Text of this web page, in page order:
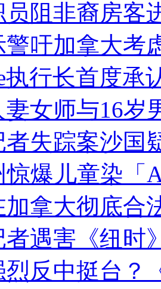
员阻非裔房客
警吁加拿大考
执行长首度承
妻女师与16岁
者失踪案沙国
惊爆儿童染「
加拿大彻底合
者遇害《纽时
烈反中挺台？